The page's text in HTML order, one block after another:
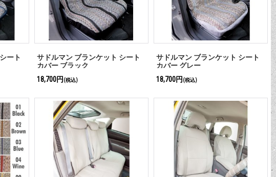
ート
サドルマン ブランケット シート
カバー ブラック
18,700円 (税込)
サドルマン ブランケット シート
カバー グレー
18,700円 (税込)